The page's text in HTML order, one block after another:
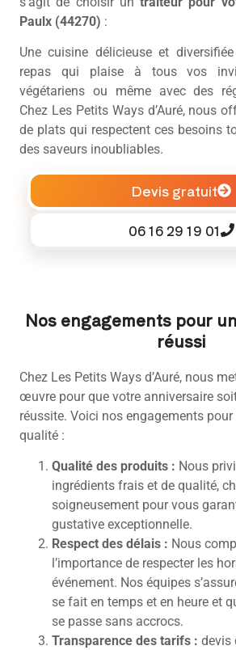
Paulx (44270) :
Une cuisine délicieuse et
repas qui plaise à tous vos
végétariens ou même avec des
Chez Les Petits Ways d’Auré, nous
de plats qui respectent ces besoins
des saveurs inoubliables.
Devis gratuit
06 16 29 19 01
Nos engagements pour
réussi
Chez Les Petits Ways d’Auré, nous
œuvre pour que votre anniversaire
réussite. Voici nos engagements pour
qualité :
Qualité des produits : Nous
ingrédients frais et de qualité,
soigneusement pour vous
gustative exceptionnelle.
Respect des délais : Nous
l’importance de respecter les
événement. Nos équipes
se fait en temps et en heure et
se passe sans accrocs.
Transparence des tarifs : devis